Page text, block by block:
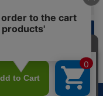
イバシーガイドライン